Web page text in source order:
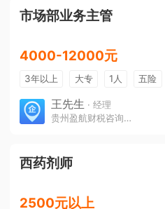
市场部业务主管
4000-12000元
3年以上 大专 1人 五险
免费培训
环境好
王先生 · 经理
贵州盈航财税咨询服务有限公司
西药剂师
2500元以上